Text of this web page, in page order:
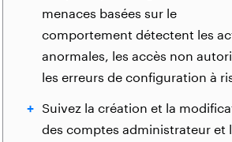
menaces basées sur le
comportement détectent les
anormales, les accès non
les erreurs de configuration à
Suivez la création et la
des comptes administrateur et